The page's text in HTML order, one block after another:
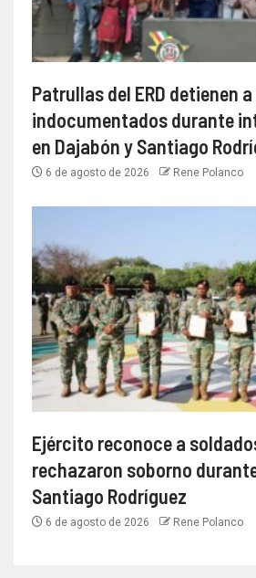
Patrullas del ERD detienen
indocumentados durante
en Dajabón y Santiago
6 de agosto de 2026 Rene Polanco
Ejército reconoce a
rechazaron soborno
Santiago Rodríguez
6 de agosto de 2026 Rene Polanco